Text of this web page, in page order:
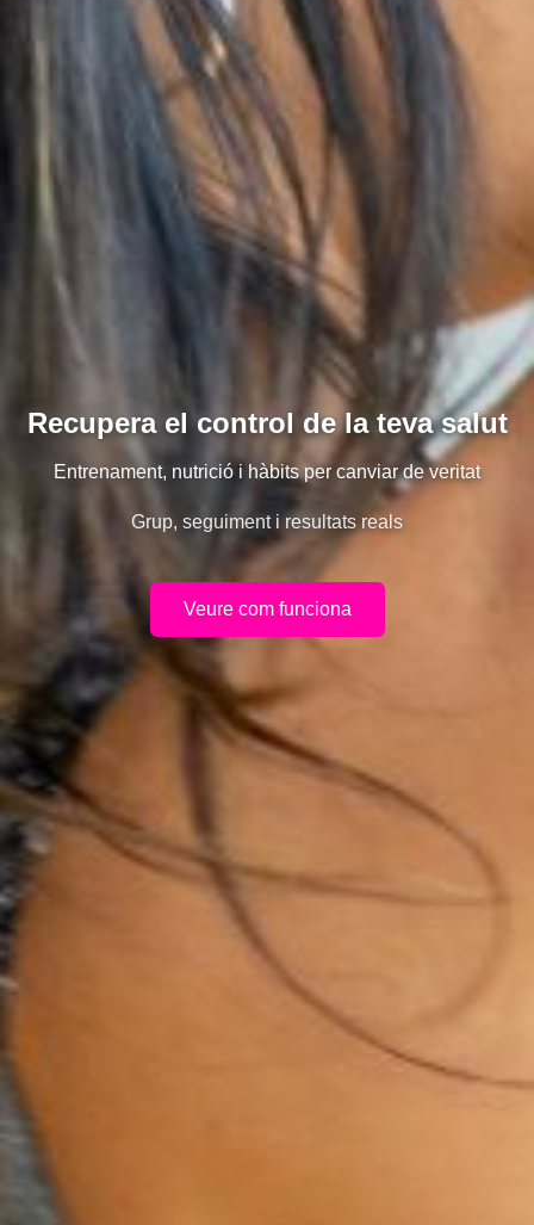
Recupera el control de la teva salut
Entrenament, nutrició i hàbits per canviar de veritat
Grup, seguiment i resultats reals
Veure com funciona